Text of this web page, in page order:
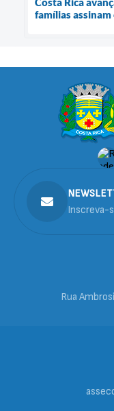
famílias
Rua
Inscreva-